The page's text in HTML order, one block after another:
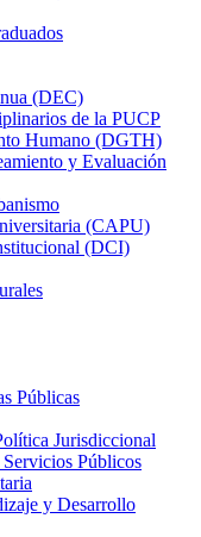
(DEC)
de la PUCP
Humano (DGTH)
y Evaluación
(CAPU)
(DCI)
Públicas
Jurisdiccional
Públicos
y Desarrollo